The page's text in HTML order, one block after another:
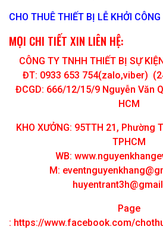
CHO THUÊ THIẾT BỊ LỄ KHỞI CÔNG
MỌI CHI TIẾT XIN LIÊN HỆ:
CÔNG TY TNHH THIẾT BỊ SỰ
ĐT: 0933 653 754(zalo,viber)
ĐCGD: 666/12/15/9 Nguyễn Văn
HCM
KHO XƯỞNG: 95TTH 21, Phường
TPHCM
WB:
M:
Page
: https://www.facebook.com/